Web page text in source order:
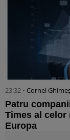
23:32 • Cornel
Patru
Times al celor
Europa